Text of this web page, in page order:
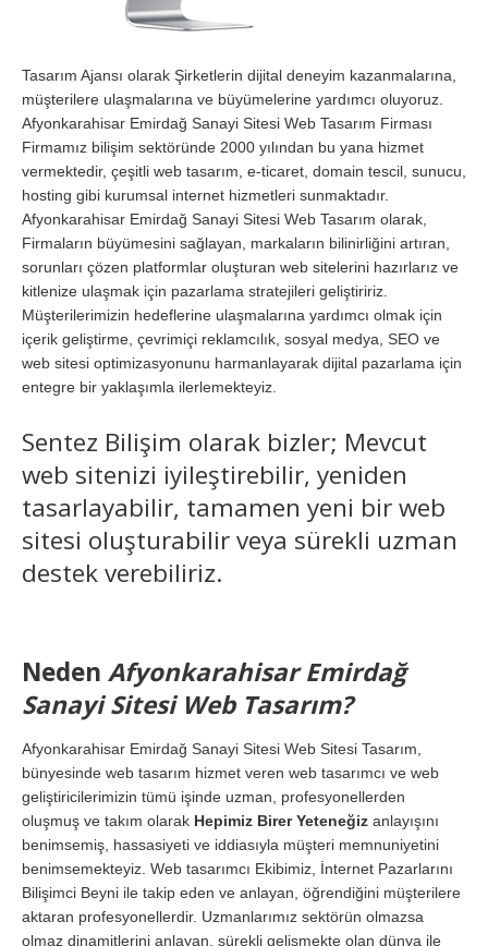
Tasarım Ajansı olarak Şirketlerin dijital deneyim kazanmalarına,
müşterilere ulaşmalarına ve büyümelerine yardımcı oluyoruz.
Afyonkarahisar Emirdağ Sanayi Sitesi Web Tasarım Firması
Firmamız bilişim sektöründe 2000 yılından bu yana hizmet
vermektedir, çeşitli web tasarım, e-ticaret, domain tescil, sunucu,
hosting gibi kurumsal internet hizmetleri sunmaktadır.
Afyonkarahisar Emirdağ Sanayi Sitesi Web Tasarım olarak,
Firmaların büyümesini sağlayan, markaların bilinirliğini artıran,
sorunları çözen platformlar oluşturan web sitelerini hazırlarız ve
kitlenize ulaşmak için pazarlama stratejileri geliştiririz.
Müşterilerimizin hedeflerine ulaşmalarına yardımcı olmak için
içerik geliştirme, çevrimiçi reklamcılık, sosyal medya, SEO ve
web sitesi optimizasyonunu harmanlayarak dijital pazarlama için
entegre bir yaklaşımla ilerlemekteyiz.
Sentez Bilişim olarak bizler; Mevcut
web sitenizi iyileştirebilir, yeniden
tasarlayabilir, tamamen yeni bir web
sitesi oluşturabilir veya sürekli uzman
destek verebiliriz.
Neden Afyonkarahisar Emirdağ
Sanayi Sitesi Web Tasarım?
Afyonkarahisar Emirdağ Sanayi Sitesi Web Sitesi Tasarım,
bünyesinde web tasarım hizmet veren web tasarımcı ve web
geliştiricilerimizin tümü işinde uzman, profesyonellerden
oluşmuş ve takım olarak Hepimiz Birer Yeteneğiz anlayışını
benimsemiş, hassasiyeti ve iddiasıyla müşteri memnuniyetini
benimsemekteyiz. Web tasarımcı Ekibimiz, İnternet Pazarlarını
Bilişimci Beyni ile takip eden ve anlayan, öğrendiğini müşterilere
aktaran profesyonellerdir. Uzmanlarımız sektörün olmazsa
olmaz dinamitlerini anlayan, sürekli gelişmekte olan dünya ile